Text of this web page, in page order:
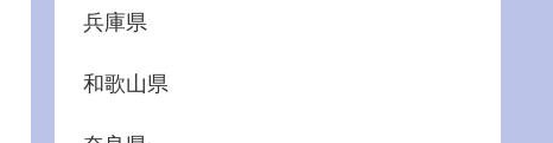
兵庫県
和歌山県